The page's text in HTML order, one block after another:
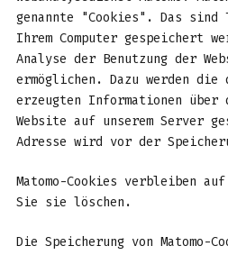
genannte "Cookies". Das
Ihrem Computer gespeichert
Analyse der Benutzung der
ermöglichen. Dazu werden die
erzeugten Informationen über
Website auf unserem Server
Adresse wird vor der
Matomo-Cookies verbleiben
Sie sie löschen.
Die Speicherung von Matomo-